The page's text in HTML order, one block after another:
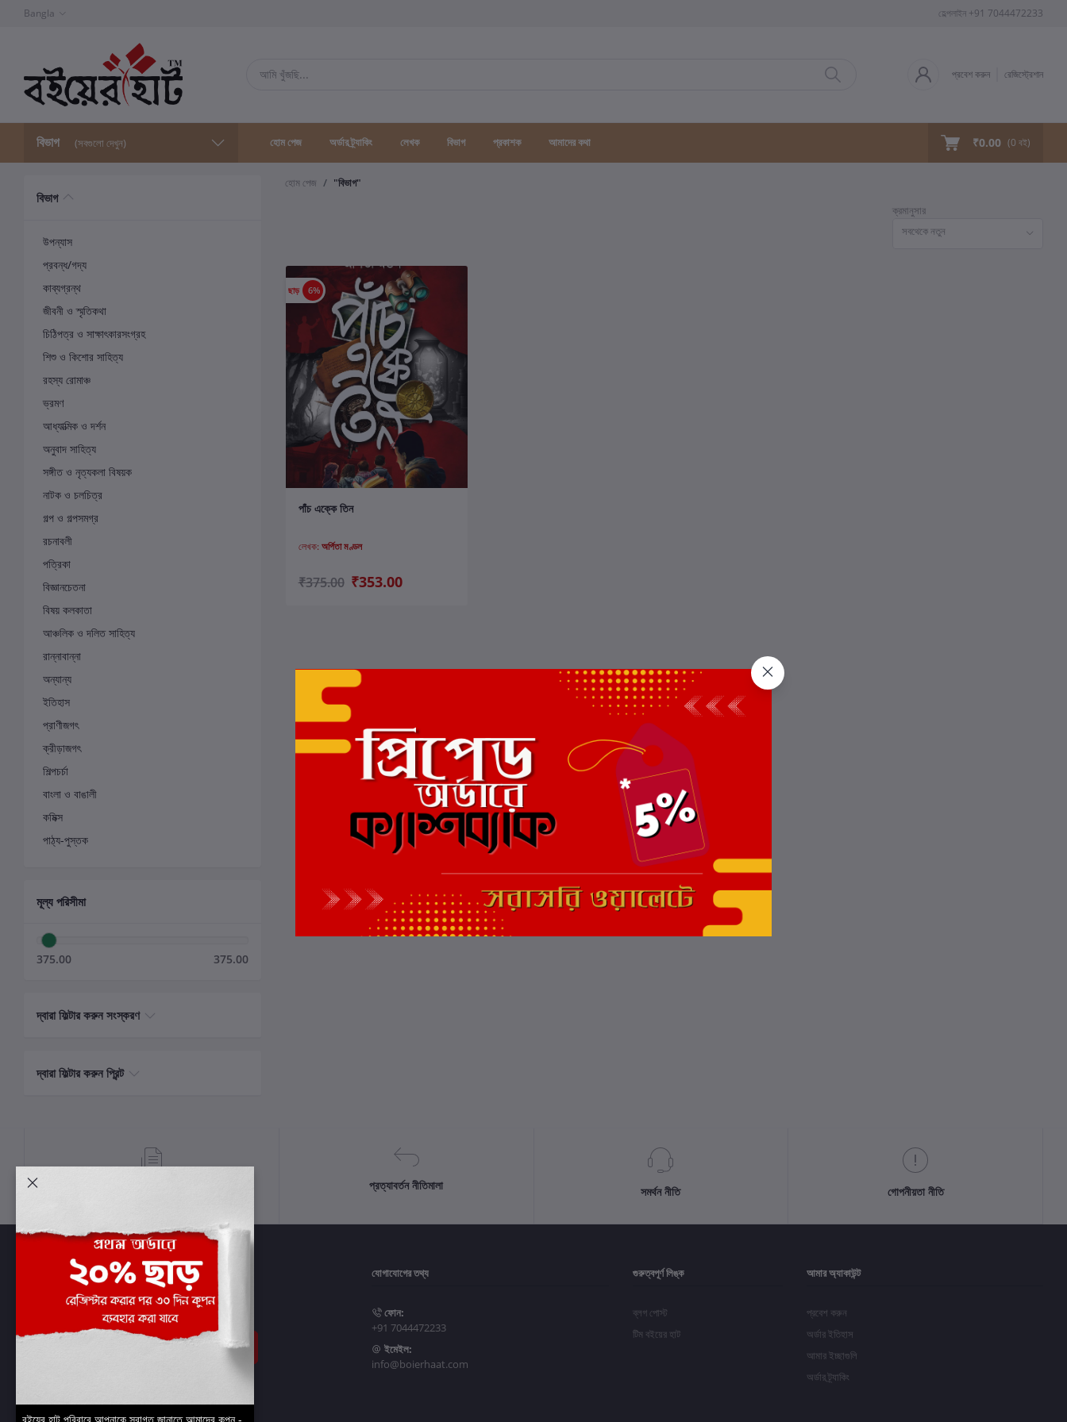
Bangla হেল্পলাইন +91 7044472233
প্রবেশ করুন রেজিস্ট্রেশান
বিভাগ (সবগুলো দেখুন) হোম পেজ অর্ডার ট্র্যাকিং লেখক বিভাগ প্রকাশক আমাদের কথা ₹0.00 (0 বই)
বিভাগ
উপন্যাস
প্রবন্ধ/গদ্য
কাব্যগ্রন্থ
জীবনী ও স্মৃতিকথা
চিঠিপত্র ও সাক্ষাৎকারসংগ্রহ
শিশু ও কিশোর সাহিত্য
রহস্য রোমাঞ্চ
ভ্রমণ
আধ্যাত্মিক ও দর্শন
অনুবাদ সাহিত্য
সঙ্গীত ও নৃত্যকলা বিষয়ক
নাটক ও চলচিত্র
গল্প ও গল্পসমগ্র
রচনাবলী
পত্রিকা
বিজ্ঞানচেতনা
বিষয় কলকাতা
আঞ্চলিক ও দলিত সাহিত্য
রান্নাবান্না
অন্যান্য
ইতিহাস
প্রাণীজগৎ
ক্রীড়াজগৎ
শিল্পচর্চা
বাংলা ও বাঙালী
কমিক্স
পাঠ্য-পুস্তক
মূল্য পরিসীমা
375.00 375.00
দ্বারা ফিল্টার করুন সংস্করণ
দ্বারা ফিল্টার করুন প্রিন্ট
হোম পেজ
"বিভাগ"
ক্রমানুসার
সবথেকে নতুন
ছাড় 6%
কার্টে যোগ করুন
পাঁচ এক্কে তিন
লেখক: অর্পিতা মণ্ডল
₹375.00 ₹353.00
প্রত্যাবর্তন নীতিমালা সমর্থন নীতি গোপনীয়তা নীতি
সাবস্ক্রাইব
যোগাযোগের তথ্য
ফোন:
+91 7044472233
ইমেইল:
info@boierhaat.com
গুরুত্বপূর্ণ লিঙ্ক
ব্লগ পোস্ট
টিম বইয়ের হাট
আমার অ্যাকাউন্ট
প্রবেশ করুন
অর্ডার ইতিহাস
আমার ইচ্ছাগুলি
অর্ডার ট্র্যাকিং